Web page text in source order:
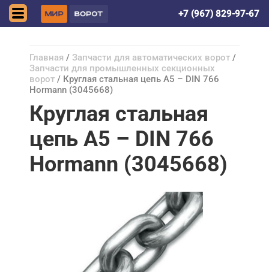
+7 (967) 829-97-67
Главная / Запчасти для автоматических ворот /
Запчасти для промышленных секционных
ворот / Круглая стальная цепь A5 – DIN 766
Hormann (3045668)
Круглая стальная
цепь A5 – DIN 766
Hormann (3045668)